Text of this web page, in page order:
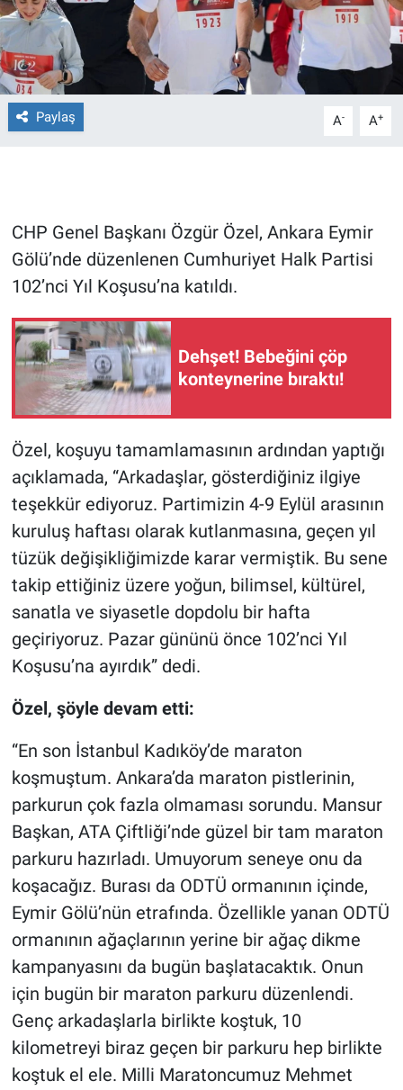
Paylaş A- A+
CHP Genel Başkanı Özgür Özel, Ankara Eymir
Gölü’nde düzenlenen Cumhuriyet Halk Partisi
102’nci Yıl Koşusu’na katıldı.
Dehşet! Bebeğini çöp
konteynerine bıraktı!
Özel, koşuyu tamamlamasının ardından yaptığı
açıklamada, “Arkadaşlar, gösterdiğiniz ilgiye
teşekkür ediyoruz. Partimizin 4-9 Eylül arasının
kuruluş haftası olarak kutlanmasına, geçen yıl
tüzük değişikliğimizde karar vermiştik. Bu sene
takip ettiğiniz üzere yoğun, bilimsel, kültürel,
sanatla ve siyasetle dopdolu bir hafta
geçiriyoruz. Pazar gününü önce 102’nci Yıl
Koşusu’na ayırdık” dedi.
Özel, şöyle devam etti:
“En son İstanbul Kadıköy’de maraton
koşmuştum. Ankara’da maraton pistlerinin,
parkurun çok fazla olmaması sorundu. Mansur
Başkan, ATA Çiftliği’nde güzel bir tam maraton
parkuru hazırladı. Umuyorum seneye onu da
koşacağız. Burası da ODTÜ ormanının içinde,
Eymir Gölü’nün etrafında. Özellikle yanan ODTÜ
ormanının ağaçlarının yerine bir ağaç dikme
kampanyasını da bugün başlatacaktık. Onun
için bugün bir maraton parkuru düzenlendi.
Genç arkadaşlarla birlikte koştuk, 10
kilometreyi biraz geçen bir parkuru hep birlikte
koştuk el ele. Milli Maratoncumuz Mehmet
Gün Bitiyor
Gün Ortası
Gündem Özel
İlan
Koronavirüs
Kültür Sanat
Ne demişti
Nedir
Popüler
Programlar
Sağlık
Spor
Teknoloji
Türkiye'nin Geleceği
Türkiye'nin Gündemi
Yerel Gündem
Yerel Yaşam
Canlı Yayın